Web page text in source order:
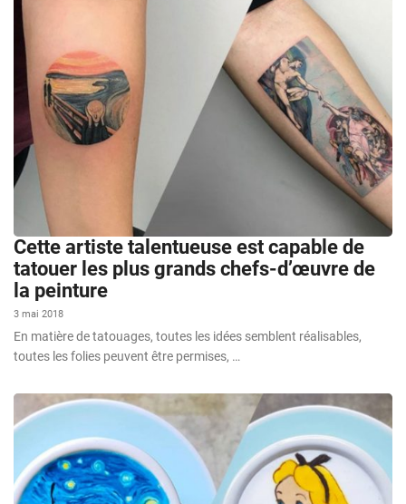
Cette artiste talentueuse est capable de
tatouer les plus grands chefs-d’œuvre de
la peinture
3 mai 2018
En matière de tatouages, toutes les idées semblent réalisables,
toutes les folies peuvent être permises, …